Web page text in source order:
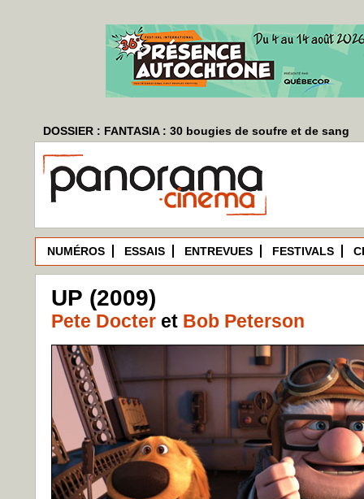
DOSSIER : FANTASIA : 30 bougies de soufre et de sang
NUMÉROS ESSAIS ENTREVUES FESTIVALS
UP (2009)
Pete Docter et Bob Peterson